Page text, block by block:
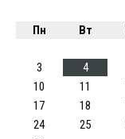
Пн
Вт
3
4
10
11
17
18
24
25